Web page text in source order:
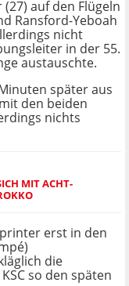
auf den Flügeln
Ransford-Yeboah
nicht
in der 55.
austauschte.
später aus
den beiden
nichts
MIT ACHT-
erst in den
die
so den späten